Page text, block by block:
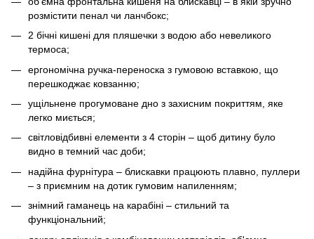
розмістити пенал чи ланчбокс;
2 бічні кишені для пляшечки з водою або невеликого
термоса;
ергономічна ручка-переноска з гумовою вставкою, що
перешкоджає ковзанню;
ущільнене прогумоване дно з захисним покриттям, яке
легко миється;
світловідбивні елементи з 4 сторін – щоб дитину було
видно в темний час доби;
надійна фурнітура – блискавки працюють плавно, пуллери
– з приємним на дотик гумовим напиленням;
знімний гаманець на карабіні – стильний та
функціональний;